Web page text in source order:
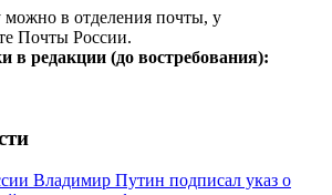
в отделения почты, у
Почты России.
в редакции (до востребования):
Владимир Путин подписал указ о